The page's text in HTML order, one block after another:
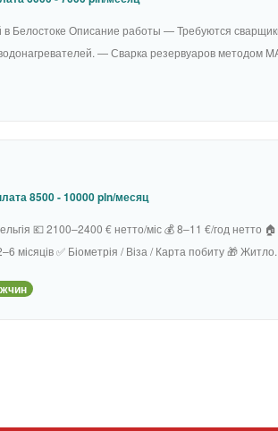
Белостоке Описание работы — Требуются
— Сварка резервуаров методом
8500 - 10000 pln/месяц
💶 2100–2400 € нетто/міс 💰 8–11 €/год нетто
місяців ✅ Біометрія / Віза / Карта побиту 🎁